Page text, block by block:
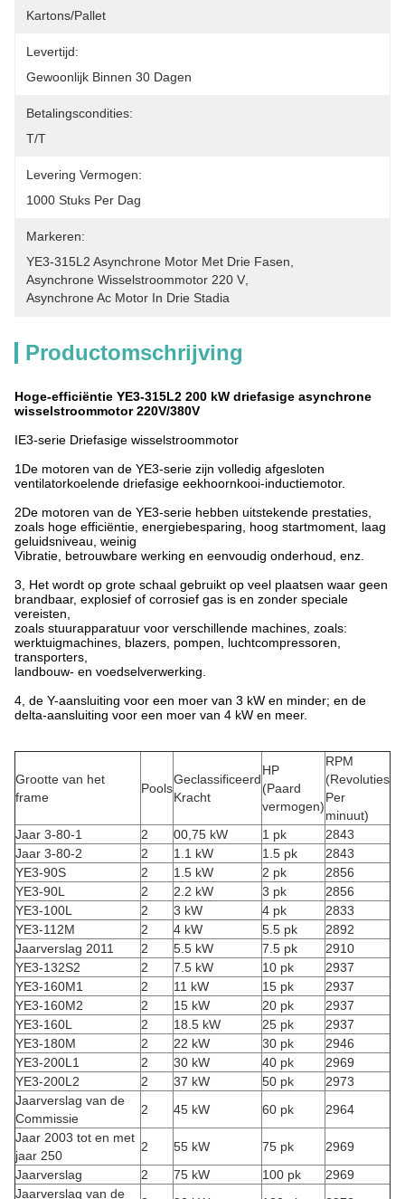
Kartons/Pallet
Levertijd:
Gewoonlijk Binnen 30 Dagen
Betalingscondities:
T/T
Levering Vermogen:
1000 Stuks Per Dag
Markeren:
YE3-315L2 Asynchrone Motor Met Drie Fasen
Asynchrone Wisselstroommotor 220 V
Asynchrone Ac Motor In Drie Stadia
Productomschrijving
Hoge-efficiëntie YE3-315L2 200 kW driefasige asynchrone
wisselstroommotor 220V/380V
IE3-serie Driefasige wisselstroommotor
1De motoren van de YE3-serie zijn volledig afgesloten
ventilatorkoelende driefasige eekhoornkooi-inductiemotor.
2De motoren van de YE3-serie hebben uitstekende prestaties,
zoals hoge efficiëntie, energiebesparing, hoog startmoment, laag
geluidsniveau, weinig
Vibratie, betrouwbare werking en eenvoudig onderhoud, enz.
3, Het wordt op grote schaal gebruikt op veel plaatsen waar geen
brandbaar, explosief of corrosief gas is en zonder speciale
vereisten,
zoals stuurapparatuur voor verschillende machines, zoals:
werktuigmachines, blazers, pompen, luchtcompressoren,
transporters,
landbouw- en voedselverwerking.
4, de Y-aansluiting voor een moer van 3 kW en minder; en de
delta-aansluiting voor een moer van 4 kW en meer.
Grootte van het
frame
Pools
Geclassificeerd
Kracht
HP
(Paard
vermogen)
RPM
(Revoluties
Per
minuut)
Jaar 3-80-1
2 00,75 kW 1 pk
2843
Jaar 3-80-2
2 1.1 kW 1.5 pk
2843
YE3-90S
2 1.5 kW 2 pk
2856
YE3-90L
2 2.2 kW 3 pk
2856
YE3-100L
2 3 kW 4 pk
2833
YE3-112M
2 4 kW 5.5 pk
2892
Jaarverslag 2011
2 5.5 kW 7.5 pk
2910
YE3-132S2
2 7.5 kW 10 pk
2937
YE3-160M1
2 11 kW 15 pk
2937
YE3-160M2
2 15 kW 20 pk
2937
YE3-160L
2 18.5 kW 25 pk
2937
YE3-180M
2 22 kW 30 pk
2946
YE3-200L1
2 30 kW 40 pk
2969
YE3-200L2
2 37 kW 50 pk
2973
Jaarverslag van de
Commissie
2 45 kW 60 pk
2964
Jaar 2003 tot en met
jaar 250
2 55 kW 75 pk
2969
Jaarverslag
2 75 kW 100 pk
2969
Jaarverslag van de